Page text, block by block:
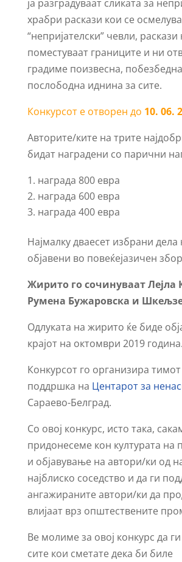
ја разградуваат сликата за
храбри раскази кои се
“непријателски” чевли, раскази
поместуваат границите и ни
градиме поизвесна,
послободна иднина за сите.
Конкурсот е отворен до 10. 06.
Авторите/ките на трите
бидат наградени со парични
награда 800 евра
награда 600 евра
награда 400 евра
Најмалку дваесет избрани дела
објавени во повеќејазичен
Жирито го сочинуваат Лејла
Румена Бужаровска и
Одлуката на жирито ќе биде
крајот на октомври 2019 година.
Конкурсот го организира
поддршка на Центарот за
Сараево-Белград.
Со овој конкурс, исто така,
придонесеме кон културата на
и објавување на автори/ки од
најблиско соседство и да ги
ангажираните автори/ки да
влијаат врз општествените
Ве молиме за овој конкурс да
сите кои сметате дека би биле